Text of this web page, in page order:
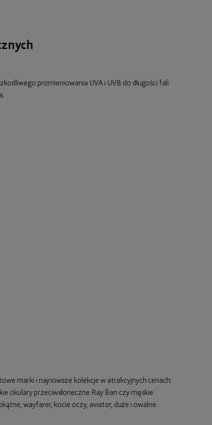
promieniowania UVA i UVB do długości fali
marki i najnowsze kolekcje w atrakcyjnych cenach:
okulary przeciwsłoneczne Ray Ban czy męskie
wayfarer, kocie oczy, aviator, duże i owalne.